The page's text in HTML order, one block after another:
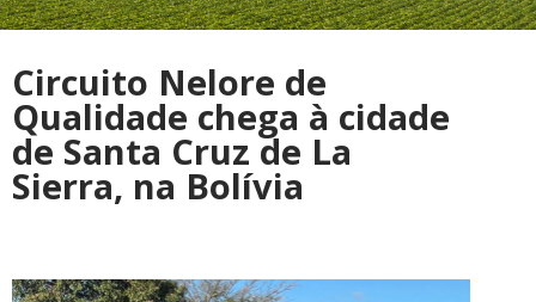
Circuito Nelore de
Qualidade chega à cidade
de Santa Cruz de La
Sierra, na Bolívia